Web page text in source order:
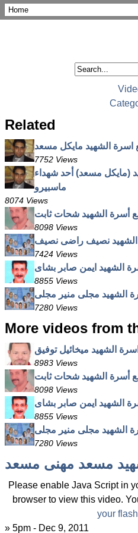
Related
اسرة الشهيد مايكل مسعد
7752 Views
(مايكل مسعد) أحد شهداء
ماسبيرو
8074 Views
أسرة الشهيد شحات ثابت
8098 Views
الشهيد نصيف راضى نصيف
7424 Views
الشهيد ايمن صابر بشاى
8855 Views
الشهيد مجلى منير مجلى
7280 Views
More videos from
الشهيد ميخائيل توفيق
8983 Views
أسرة الشهيد شحات ثابت
8098 Views
الشهيد ايمن صابر بشاى
8855 Views
الشهيد مجلى منير مجلى
7280 Views
مسعد مهنى مسعد
Please enable Java Script in
browser to view this video.
your
» 5pm - Dec 9, 2011